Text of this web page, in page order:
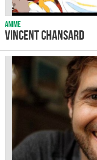
Anime
Vincent Chansard